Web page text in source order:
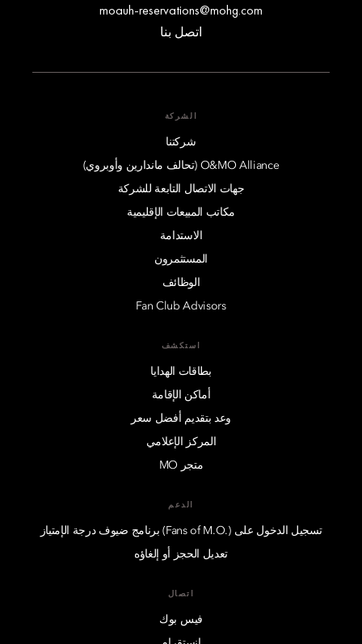
moauh-reservations@mohg.com
اتصل بنا
الشركة
شركتنا
O&MO Alliance (تحالف ماندارين وأوبروي)
جهات الاتصال التابعة للشركة
مكاتب المبيعات الإقليمية
الاستدامة
المستثمرون
الوظائف
Fan Club Advisors
استكشف
بطاقات الهدايا
أماكن الإقامة
وعد بتقديم أفضل سعر
المركز الإعلامي
متجر MO
الدعم
تسجيل الدخول على (.Fans of M.O) برنامج ضيوف درجة الإمتياز
تعديل الحجز أو إلغاؤه
اتصال
فيس بوك